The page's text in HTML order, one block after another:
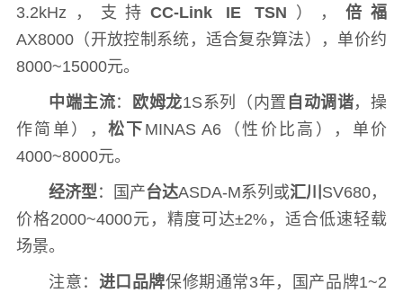
3.2kHz，支持CC-Link IE TSN ），倍福
AX8000（开放控制系统，适合复杂算法），单价约
8000~15000元。
中端主流： 欧姆龙1S系列（内置 自动调谐，操
作简单），松下 MINAS A6（性价比高），单价
4000~8000元。
经济型：国产台达ASDA-M系列或汇川 SV680，
价格2000~4000元，精度可达±2%，适合低速轻载
场景。
注意： 进口品牌保修期通常3年，国产品牌1~2